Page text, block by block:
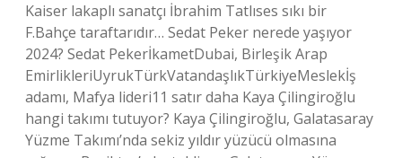
Kaiser lakaplı sanatçı İbrahim Tatlıses sıkı bir
F.Bahçe taraftarıdır… Sedat Peker nerede yaşıyor
2024? Sedat PekerİkametDubai, Birleşik Arap
EmirlikleriUyrukTürkVatandaşlıkTürkiyeMeslekİş
adamı, Mafya lideri11 satır daha Kaya Çilingiroğlu
hangi takımı tutuyor? Kaya Çilingiroğlu, Galatasaray
Yüzme Takımı’nda sekiz yıldır yüzücü olmasına